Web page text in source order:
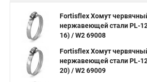
Номера хомутов Хомут обжимной для
Хомут нейлоновый белый Хомут
Хомут червячный norma
Окпд 2 хомуты Хомут на 3д забор
Хомут нержавеющая сталь купить
Fortisflex Хомут
нержавеющей стали PL-
16) / W2 69008
Fortisflex Хомут
нержавеющей стали PL-
20) / W2 69009